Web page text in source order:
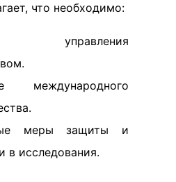
что необходимо:
управления
международного
меры защиты и
в исследования.